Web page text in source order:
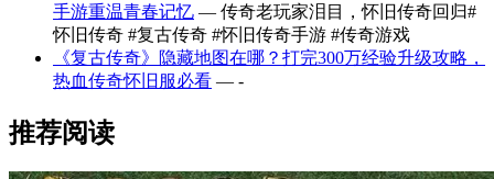
手游重温青春记忆 — 传奇老玩家泪目，怀旧传奇回归#
怀旧传奇 #复古传奇 #怀旧传奇手游 #传奇游戏
《复古传奇》隐藏地图在哪？打完300万经验升级攻略，
热血传奇怀旧服必看 — -
推荐阅读